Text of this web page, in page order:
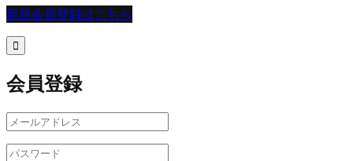
新規会員登録はこちら

会員登録